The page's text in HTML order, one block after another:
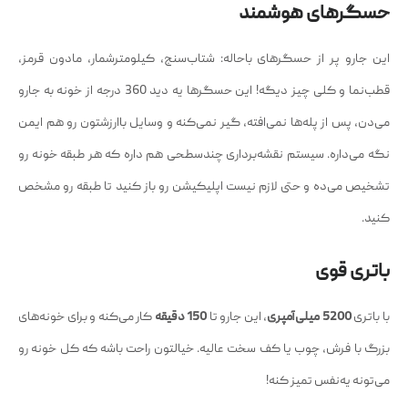
حسگرهای هوشمند
این جارو پر از حسگرهای باحاله: شتاب‌سنج، کیلومترشمار، مادون قرمز،
قطب‌نما و کلی چیز دیگه! این حسگرها یه دید 360 درجه از خونه به جارو
می‌دن، پس از پله‌ها نمی‌افته، گیر نمی‌کنه و وسایل باارزشتون رو هم ایمن
نگه می‌داره. سیستم نقشه‌برداری چندسطحی هم داره که هر طبقه خونه رو
تشخیص می‌ده و حتی لازم نیست اپلیکیشن رو باز کنید تا طبقه رو مشخص
کنید.
باتری قوی
با باتری5200 میلی‌آمپری ، این جارو تا 150 دقیقه
کار می‌کنه و برای خونه‌های
بزرگ با فرش، چوب یا کف سخت عالیه. خیالتون راحت باشه که کل خونه رو
می‌تونه یه‌نفس تمیز کنه!